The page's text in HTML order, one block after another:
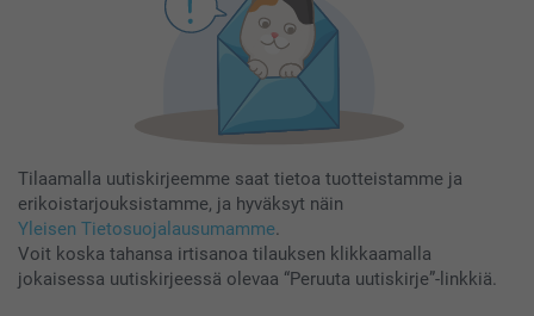
Tilaamalla uutiskirjeemme saat tietoa tuotteistamme ja
erikoistarjouksistamme, ja hyväksyt näin
Yleisen Tietosuojalausumamme.
Voit koska tahansa irtisanoa tilauksen klikkaamalla
jokaisessa uutiskirjeessä olevaa “Peruuta uutiskirje”-linkkiä.